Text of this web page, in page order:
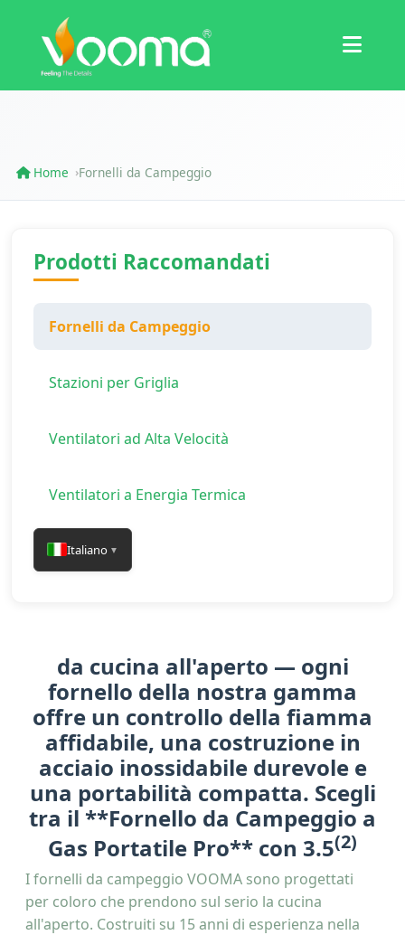
Certificazioni
Studio di Caso
Home ›Fornelli da Campeggio
Prodotti Raccomandati
Fornelli da Campeggio
Stazioni per Griglia
Ventilatori ad Alta Velocità
Ventilatori a Energia Termica
Italiano ▼
da cucina all'aperto — ogni
fornello della nostra gamma
offre un controllo della fiamma
affidabile, una costruzione in
acciaio inossidabile durevole e
una portabilità compatta. Scegli
tra il **Fornello da Campeggio a
Gas Portatile Pro** con 3.5(2)
I fornelli da campeggio VOOMA sono progettati
per coloro che prendono sul serio la cucina
all'aperto. Costruiti su 15 anni di esperienza nella